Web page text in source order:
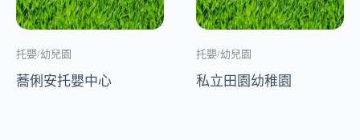
托嬰/幼兒園
蕎俐安托嬰中心
托嬰/幼兒園
私立田園幼稚園